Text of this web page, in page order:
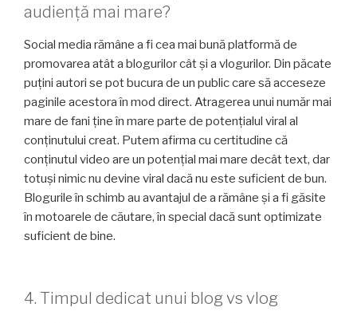
audiență mai mare?
Social media rămâne a fi cea mai bună platformă de
promovarea atât a blogurilor cât și a vlogurilor. Din păcate
puțini autori se pot bucura de un public care să acceseze
paginile acestora în mod direct. Atragerea unui număr mai
mare de fani ține în mare parte de potențialul viral al
conținutului creat. Putem afirma cu certitudine că
conținutul video are un potențial mai mare decât text, dar
totuși nimic nu devine viral dacă nu este suficient de bun.
Blogurile în schimb au avantajul de a rămâne și a fi găsite
în motoarele de căutare, în special dacă sunt optimizate
suficient de bine.
4. Timpul dedicat unui blog vs vlog